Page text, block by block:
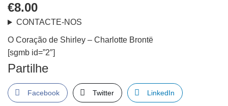
€8.00
CONTACTE-NOS
O Coração de Shirley – Charlotte Brontë
[sgmb id=”2″]
Partilhe
Facebook Twitter LinkedIn